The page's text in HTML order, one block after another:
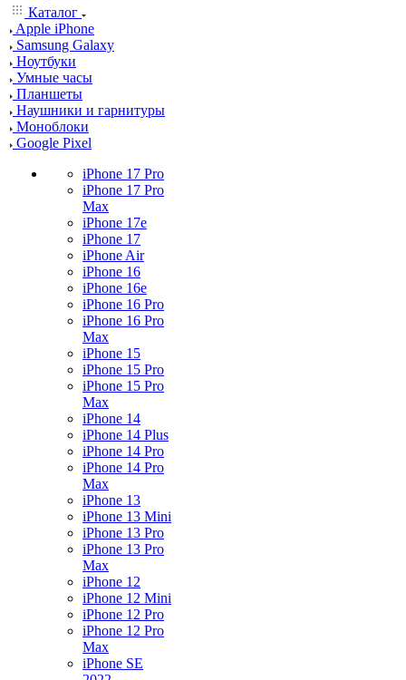
Каталог
Apple iPhone
Samsung Galaxy
Ноутбуки
Умные часы
Планшеты
Наушники и гарнитуры
Моноблоки
Google Pixel
iPhone 17 Pro
iPhone 17 Pro
Max
iPhone 17e
iPhone 17
iPhone Air
iPhone 16
iPhone 16e
iPhone 16 Pro
iPhone 16 Pro
Max
iPhone 15
iPhone 15 Pro
iPhone 15 Pro
Max
iPhone 14
iPhone 14 Plus
iPhone 14 Pro
iPhone 14 Pro
Max
iPhone 13
iPhone 13 Mini
iPhone 13 Pro
iPhone 13 Pro
Max
iPhone 12
iPhone 12 Mini
iPhone 12 Pro
iPhone 12 Pro
Max
iPhone SE